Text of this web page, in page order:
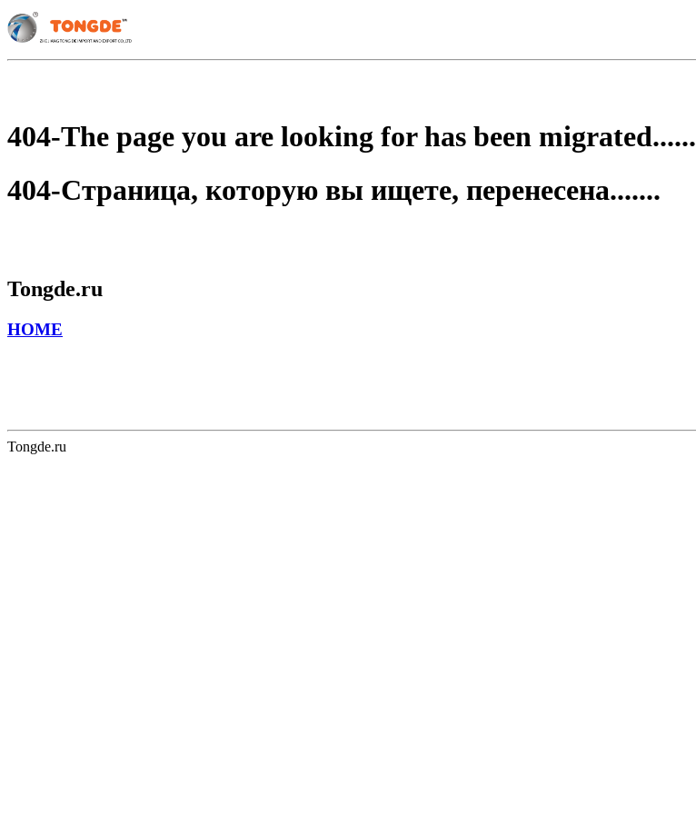
404-The page you are looking for has been migrated......
404-Страница, которую вы ищете, перенесена.......
Tongde.ru
HOME
Tongde.ru